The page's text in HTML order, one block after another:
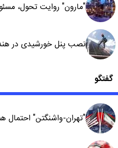
"مارون" روایت تحول،
نصب پنل خورشیدی در هند
گفتگو
"تهران-واشنگتن" احتمال